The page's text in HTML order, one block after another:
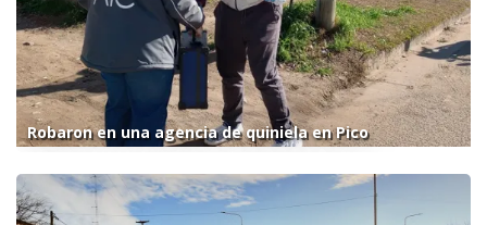
Robaron en una agencia de quiniela en Pico